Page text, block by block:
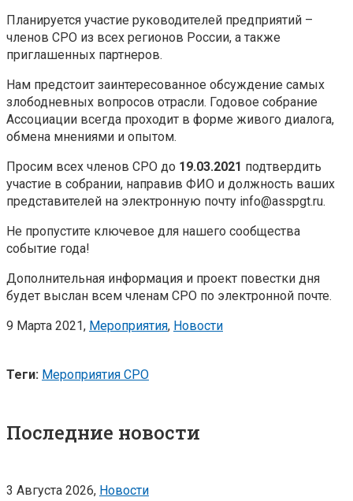
Планируется участие руководителей предприятий –
членов СРО из всех регионов России, а также
приглашенных партнеров.
Нам предстоит заинтересованное обсуждение самых
злободневных вопросов отрасли. Годовое собрание
Ассоциации всегда проходит в форме живого диалога,
обмена мнениями и опытом.
Просим всех членов СРО до 19.03.2021 подтвердить
участие в собрании, направив ФИО и должность ваших
представителей на электронную почту info@asspgt.ru.
Не пропустите ключевое для нашего сообщества
событие года!
Дополнительная информация и проект повестки дня
будет выслан всем членам СРО по электронной почте.
9 Марта 2021, Мероприятия, Новости
Теги: Мероприятия СРО
Последние новости
3 Августа 2026, Новости